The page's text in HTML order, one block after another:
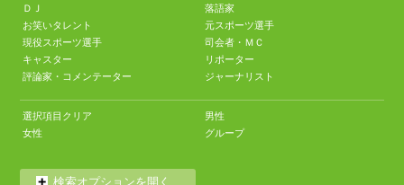
ＤＪ
落語家
お笑いタレント
元スポーツ選手
現役スポーツ選手
司会者・ＭＣ
キャスター
リポーター
評論家・コメンテーター
ジャーナリスト
選択項目クリア
男性
女性
グループ
検索オプションを開く